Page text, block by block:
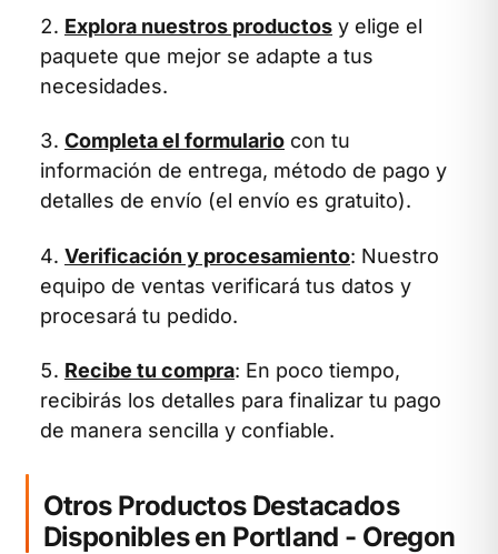
Explora nuestros productos y elige el
paquete que mejor se adapte a tus
necesidades.
Completa el formulario con tu
información de entrega, método de pago y
detalles de envío (el envío es gratuito).
Verificación y procesamiento: Nuestro
equipo de ventas verificará tus datos y
procesará tu pedido.
Recibe tu compra: En poco tiempo,
recibirás los detalles para finalizar tu pago
de manera sencilla y confiable.
Otros Productos Destacados
Disponibles en Portland - Oregon